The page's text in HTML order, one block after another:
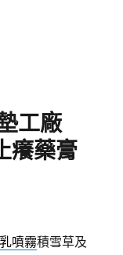
工廠
癢藥膏
噴霧積雪草及